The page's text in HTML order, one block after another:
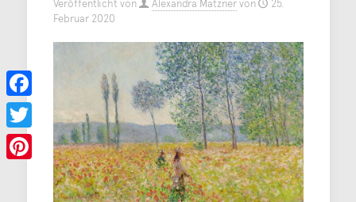
Veröffentlicht von Alexandra Matznervon
25.
Februar 2020
Facebook
Twitter